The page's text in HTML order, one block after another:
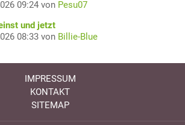
09:24 von Pesu07
und jetzt
08:33 von Billie-Blue
IMPRESSUM
KONTAKT
SITEMAP